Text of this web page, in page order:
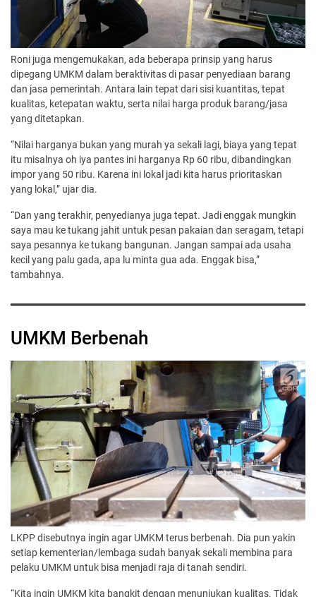
Roni juga mengemukakan, ada beberapa prinsip yang harus
dipegang UMKM dalam beraktivitas di pasar penyediaan barang
dan jasa pemerintah. Antara lain tepat dari sisi kuantitas, tepat
kualitas, ketepatan waktu, serta nilai harga produk barang/jasa
yang ditetapkan.
“Nilai harganya bukan yang murah ya sekali lagi, biaya yang tepat
itu misalnya oh iya pantes ini harganya Rp 60 ribu, dibandingkan
impor yang 50 ribu. Karena ini lokal jadi kita harus prioritaskan
yang lokal,” ujar dia.
“Dan yang terakhir, penyedianya juga tepat. Jadi enggak mungkin
saya mau ke tukang jahit untuk pesan pakaian dan seragam, tetapi
saya pesannya ke tukang bangunan. Jangan sampai ada usaha
kecil yang palu gada, apa lu minta gua ada. Enggak bisa,”
tambahnya.
UMKM Berbenah
LKPP disebutnya ingin agar UMKM terus berbenah. Dia pun yakin
setiap kementerian/lembaga sudah banyak sekali membina para
pelaku UMKM untuk bisa menjadi raja di tanah sendiri.
“Kita ingin UMKM kita bangkit dengan menunjukan kualitas. Tidak